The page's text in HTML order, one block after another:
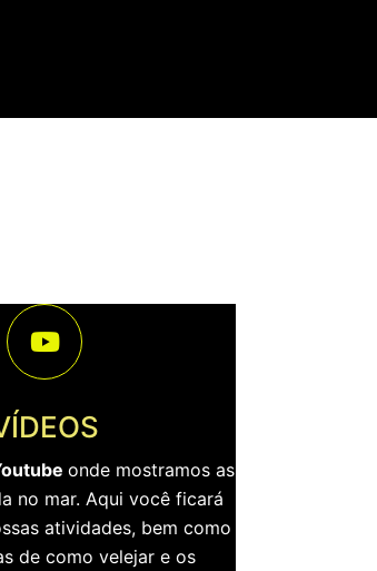
onde mostramos as
no mar. Aqui você ficará
atividades, bem como
de como velejar e os